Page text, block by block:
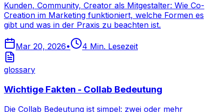
Kunden, Community, Creator als Mitgestalter: Wie Co-
Creation im Marketing funktioniert, welche Formen es
gibt und was in der Praxis zu beachten ist.
Mar 20, 2026• 4 Min. Lesezeit
glossary
Wichtige Fakten - Collab Bedeutung
Die Collab Bedeutung ist simpel: zwei oder mehr